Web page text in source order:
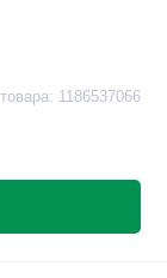
1186537066